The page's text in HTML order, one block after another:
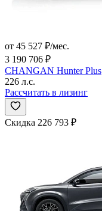
от 45 527 ₽/мес.
3 190 706 ₽
CHANGAN Hunter Plus
226 л.с.
Рассчитать в лизинг
Скидка 226 793 ₽